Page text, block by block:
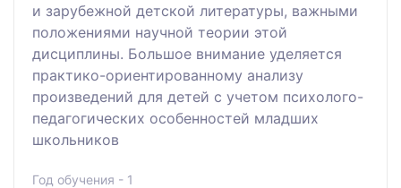
и зарубежной детской литературы, важными
положениями научной теории этой
дисциплины. Большое внимание уделяется
практико-ориентированному анализу
произведений для детей с учетом психолого-
педагогических особенностей младших
школьников
Год обучения - 1